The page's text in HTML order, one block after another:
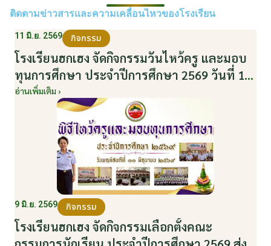
ติดตามข่าวสารและความเคลื่อนไหวของโรงเรียน
11 มิ.ย. 2569 กิจกรรม
โรงเรียนฮกเฮง จัดกิจกรรมวันไหว้ครู และมอบ
ทุนการศึกษา ประจำปีการศึกษา 2569 วันที่ 11
มิถุนายน 2569
อ่านเพิ่มเติม ›
9 มิ.ย. 2569 กิจกรรม
โรงเรียนฮกเฮง จัดกิจกรรมเลือกตั้งคณะ